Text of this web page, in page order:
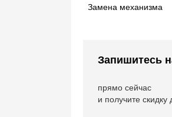
Замена механизма
Запишитесь
прямо сейчас
и получите скидку